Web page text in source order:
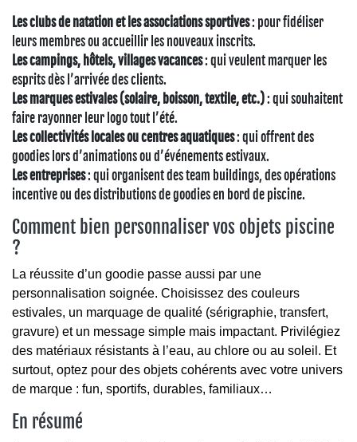
Les clubs de natation et les associations sportives: pour fidéliser
leurs membres ou accueillir les nouveaux inscrits.
Les campings, hôtels, villages vacances: qui veulent marquer les
esprits dès l’arrivée des clients.
Les marques estivales (solaire, boisson, textile, etc.): qui souhaitent
faire rayonner leur logo tout l’été.
Les collectivités locales ou centres aquatiques: qui offrent des
goodies lors d’animations ou d’événements estivaux.
Les entreprises: qui organisent des team buildings, des opérations
incentive ou des distributions de goodies en bord de piscine.
Comment bien personnaliser vos objets piscine
?
La réussite d’un goodie passe aussi par une
personnalisation soignée. Choisissez des couleurs
estivales, un marquage de qualité (sérigraphie, transfert,
gravure) et un message simple mais impactant. Privilégiez
des matériaux résistants à l’eau, au chlore ou au soleil. Et
surtout, optez pour des objets cohérents avec votre univers
de marque : fun, sportifs, durables, familiaux…
En résumé